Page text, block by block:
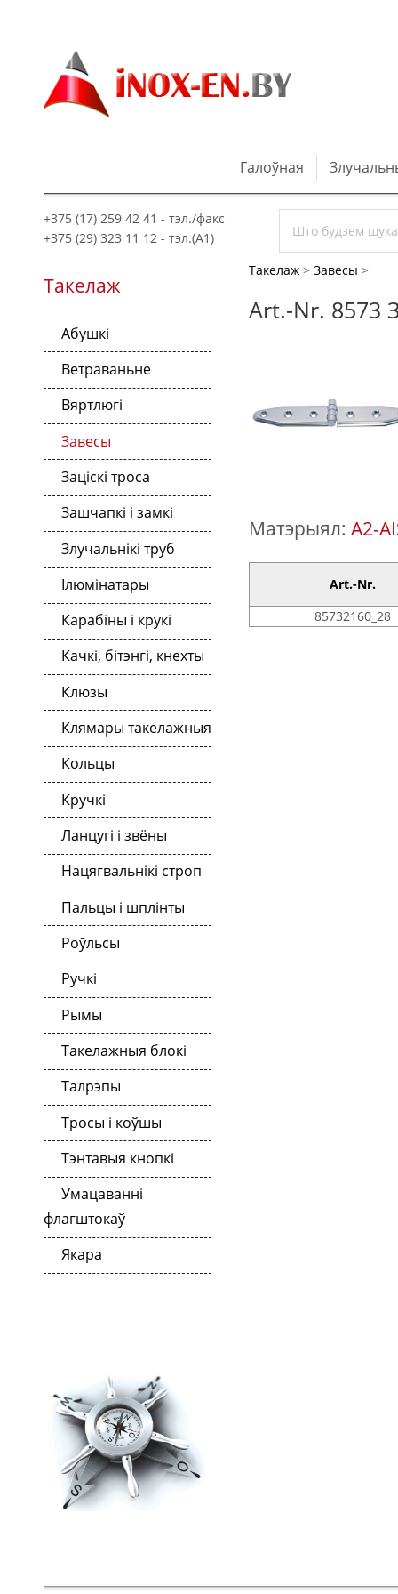
Галоўная
+375 (17) 259 42 41 - тэл./факс
+375 (29) 323 11 12 - тэл.(A1)
Такелаж
Абушкі
Ветраваньне
Вяртлюгі
Завесы
Заціскі троса
Зашчапкі і замкі
Злучальнікі труб
Ілюмінатары
Карабіны і крукі
Качкі, бітэнгі, кнехты
Клюзы
Клямары такелажныя
Кольцы
Кручкі
Ланцугі і звёны
Нацягвальнікі строп
Пальцы і шплінты
Роўльсы
Ручкі
Рымы
Такелажныя блокі
Талрэпы
Тросы і коўшы
Тэнтавыя кнопкі
Умацаванні
флагштокаў
Якара
Такелаж > Завесы >
Art.-Nr. 8573
Матэрыял: A2-
Art.-Nr.
85732160_28